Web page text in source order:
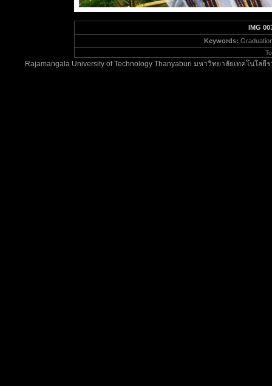
IMG
Keywords:
Rajamangala University of Technology Thanyaburi มหาวิทยาลัยเทคโนโ